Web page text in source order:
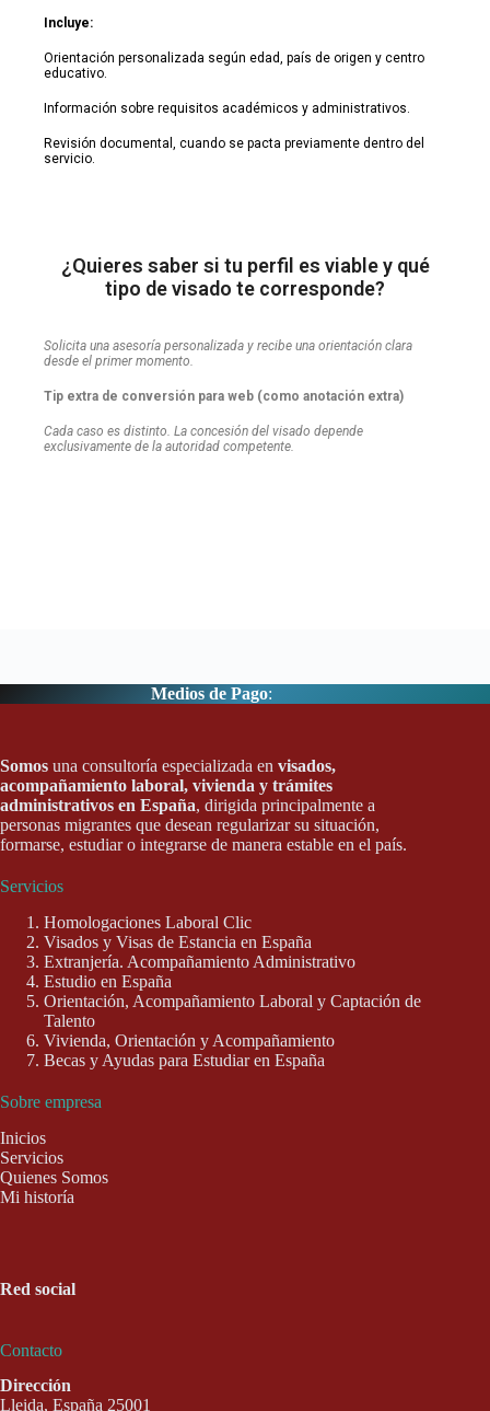
Incluye:
Orientación personalizada según edad, país de origen y centro
educativo.
Información sobre requisitos académicos y administrativos.
Revisión documental, cuando se pacta previamente dentro del
servicio.
¿Quieres saber si tu perfil es viable y qué
tipo de visado te corresponde?
Solicita una asesoría personalizada y recibe una orientación clara
desde el primer momento.
Tip extra de conversión para web (como anotación extra)
Cada caso es distinto. La concesión del visado depende
exclusivamente de la autoridad competente.
Medios de Pago:
Somos una consultoría especializada en visados,
acompañamiento laboral, vivienda y trámites
administrativos en España, dirigida principalmente a
personas migrantes que desean regularizar su situación,
formarse, estudiar o integrarse de manera estable en el país.
Servicios
Homologaciones Laboral Clic
Visados y Visas de Estancia en España
Extranjería. Acompañamiento Administrativo
Estudio en España
Orientación, Acompañamiento Laboral y Captación de
Talento
Vivienda, Orientación y Acompañamiento
Becas y Ayudas para Estudiar en España
Sobre empresa
Inicios
Servicios
Quienes Somos
Mi historía
Red social
Contacto
Dirección
Lleida, España 25001